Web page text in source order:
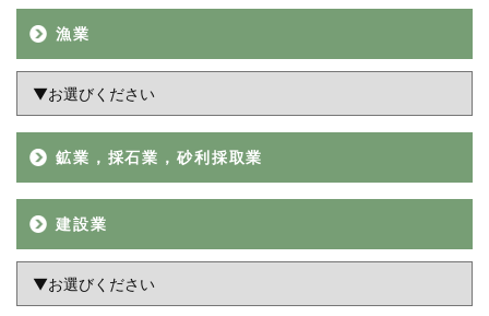
漁業
鉱業，採石業，砂利採取業
建設業